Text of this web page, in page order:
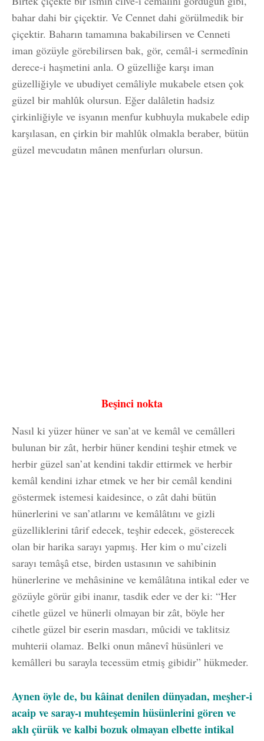
bahar dahi bir çiçektir. Ve Cennet dahi görülmedik bir
çiçektir. Baharın tamamına bakabilirsen ve Cenneti
iman gözüyle görebilirsen bak, gör, cemâl-i sermedînin
derece-i haşmetini anla. O güzelliğe karşı iman
güzelliğiyle ve ubudiyet cemâliyle mukabele etsen çok
güzel bir mahlûk olursun. Eğer dalâletin hadsiz
çirkinliğiyle ve isyanın menfur kubhuyla mukabele edip
karşılasan, en çirkin bir mahlûk olmakla beraber, bütün
güzel mevcudatın mânen menfurları olursun.
Beşinci nokta
Nasıl ki yüzer hüner ve san’at ve kemâl ve cemâlleri
bulunan bir zât, herbir hüner kendini teşhir etmek ve
herbir güzel san’at kendini takdir ettirmek ve herbir
kemâl kendini izhar etmek ve her bir cemâl kendini
göstermek istemesi kaidesince, o zât dahi bütün
hünerlerini ve san’atlarını ve kemâlâtını ve gizli
güzelliklerini târif edecek, teşhir edecek, gösterecek
olan bir harika sarayı yapmış. Her kim o mu’cizeli
sarayı temâşâ etse, birden ustasının ve sahibinin
hünerlerine ve mehâsinine ve kemâlâtına intikal eder ve
gözüyle görür gibi inanır, tasdik eder ve der ki: “Her
cihetle güzel ve hünerli olmayan bir zât, böyle her
cihetle güzel bir eserin masdarı, mûcidi ve taklitsiz
muhterii olamaz. Belki onun mânevî hüsünleri ve
kemâlleri bu sarayla tecessüm etmiş gibidir” hükmeder.
Aynen öyle de, bu kâinat denilen dünyadan, meşher-i
acaip ve saray-ı muhteşemin hüsünlerini gören ve
aklı çürük ve kalbi bozuk olmayan elbette intikal